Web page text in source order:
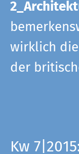
wirklich
der
Kw